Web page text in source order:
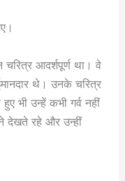
आदर्शपूर्ण था। वे
थे। उनके चरित्र
भी उन्हें कभी गर्व नहीं
देखते रहे और उन्हीं